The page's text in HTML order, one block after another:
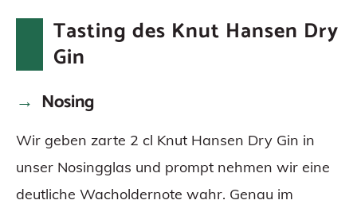
Tasting des Knut Hansen Dry
Gin
Nosing
Wir geben zarte 2 cl Knut Hansen Dry Gin in
unser Nosingglas und prompt nehmen wir eine
deutliche Wacholdernote wahr. Genau im